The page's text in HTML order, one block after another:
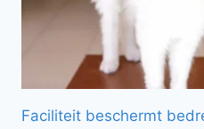
Faciliteit beschermt